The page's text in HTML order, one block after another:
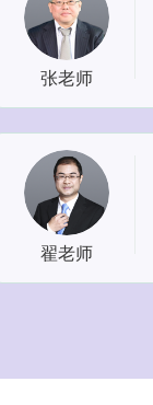
张老师
翟老师